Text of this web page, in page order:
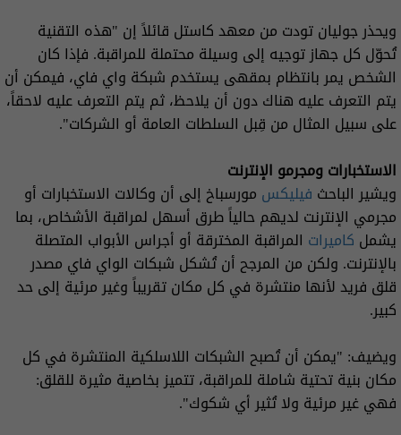
ويحذر جوليان تودت من معهد كاستل قائلاً إن "هذه التقنية
تُحوّل كل جهاز توجيه إلى وسيلة محتملة للمراقبة. فإذا كان
الشخص يمر بانتظام بمقهى يستخدم شبكة واي فاي، فيمكن أن
يتم التعرف عليه هناك دون أن يلاحظ، ثم يتم التعرف عليه لاحقاً،
على سبيل المثال من قِبل السلطات العامة أو الشركات".
الاستخبارات ومجرمو الإنترنت
ويشير الباحث فيليكس مورسباخ إلى أن وكالات الاستخبارات أو
مجرمي الإنترنت لديهم حالياً طرق أسهل لمراقبة الأشخاص، بما
يشمل كاميرات المراقبة المخترقة أو أجراس الأبواب المتصلة
بالإنترنت. ولكن من المرجح أن تُشكل شبكات الواي فاي مصدر
قلق فريد لأنها منتشرة في كل مكان تقريباً وغير مرئية إلى حد
كبير.
ويضيف: "يمكن أن تُصبح الشبكات اللاسلكية المنتشرة في كل
مكان بنية تحتية شاملة للمراقبة، تتميز بخاصية مثيرة للقلق:
فهي غير مرئية ولا تُثير أي شكوك".